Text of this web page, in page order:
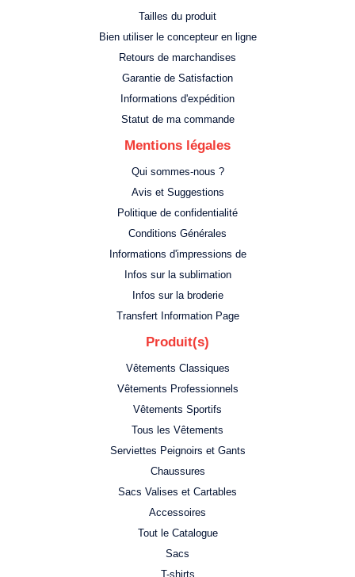
Tailles du produit
Bien utiliser le concepteur en ligne
Retours de marchandises
Garantie de Satisfaction
Informations d'expédition
Statut de ma commande
Mentions légales
Qui sommes-nous ?
Avis et Suggestions
Politique de confidentialité
Conditions Générales
Informations d'impressions de
Infos sur la sublimation
Infos sur la broderie
Transfert Information Page
Produit(s)
Vêtements Classiques
Vêtements Professionnels
Vêtements Sportifs
Tous les Vêtements
Serviettes Peignoirs et Gants
Chaussures
Sacs Valises et Cartables
Accessoires
Tout le Catalogue
Sacs
T-shirts